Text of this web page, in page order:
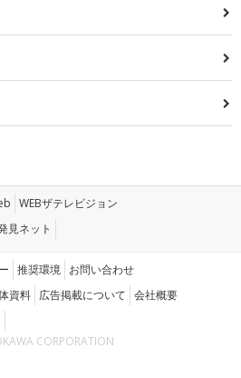
WEBザテレビジョン
見ネット
推奨環境 お問い合わせ
資料 広告掲載について 会社概要
CORPORATION